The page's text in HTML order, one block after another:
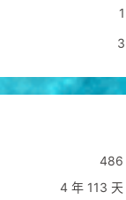
1
3
486
4 年 113 天